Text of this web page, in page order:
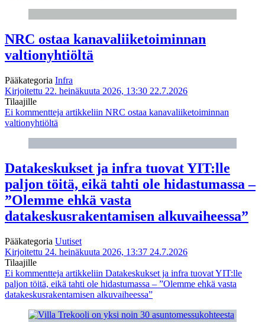
NRC ostaa kanavaliiketoiminnan
valtionyhtiöltä
Pääkategoria Infra
Kirjoitettu 22. heinäkuuta 2026, 13:30 22.7.2026
Tilaajille
Ei kommentteja artikkeliin NRC ostaa kanavaliiketoiminnan
valtionyhtiöltä
Datakeskukset ja infra tuovat YIT:lle
paljon töitä, eikä tahti ole hidastumassa –
”Olemme ehkä vasta
datakeskusrakentamisen alkuvaiheessa”
Pääkategoria Uutiset
Kirjoitettu 24. heinäkuuta 2026, 13:37 24.7.2026
Tilaajille
Ei kommentteja artikkeliin Datakeskukset ja infra tuovat YIT:lle
paljon töitä, eikä tahti ole hidastumassa – ”Olemme ehkä vasta
datakeskusrakentamisen alkuvaiheessa”